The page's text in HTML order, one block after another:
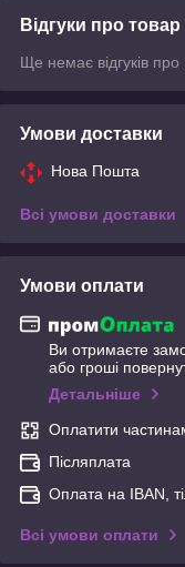
Відгуки про товар
Ще немає відгуків
Умови доставки
Нова Пошта
Всі умови доставки
Умови оплати
Ви отримаєте
або гроші
Детальніше
Оплатити
Післяплата
Оплата на IBAN,
Всі умови оплати